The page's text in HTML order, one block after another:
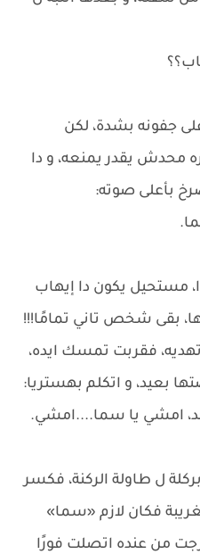
جفونه بشدة، لكن
محدش يقدر يمنعه، و دا
بأعلى صوته:
مستحيل يكون دا إيهاب
بقى شخص تاني تمامًا!!!
فقربت تمسك ايده،
بعيد، و اتكلم بهستريا:
امشي يا سما....امشي.
ل طاولة الركنة، فكسر
فكان لازم «سما»
من عنده اتصلت فورًا